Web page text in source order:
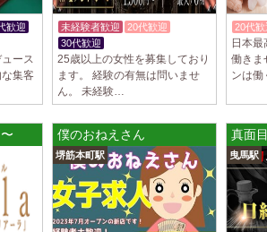
歓迎
ース
集客
未経験者歓迎
20代歓迎
30代歓迎
25歳以上の女性を募集しており
ます。 経験の有無は問いませ
ん。 未経験…
20代歓
日本
働きま
ンは
僕のおねえさん
堺筋本町駅
真面
曳馬駅